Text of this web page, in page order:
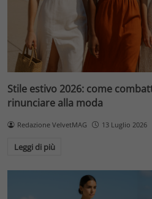
Stile estivo 2026: come
rinunciare alla moda
Redazione VelvetMAG 13 Luglio 2026
Leggi di più